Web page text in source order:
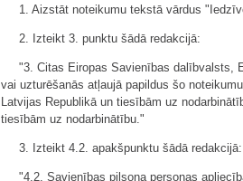
1. Aizstāt noteikumu tekstā vārdus
2. Izteikt 3. punktu šādā redakcijā:
"3. Citas Eiropas Savienības dalībvalsts,
vai uzturēšanās atļaujā papildus šo
Latvijas Republikā un tiesībām uz
tiesībām uz nodarbinātību."
3. Izteikt 4.2. apakšpunktu šādā redakcijā:
"4.2. Savienības pilsoņa personas